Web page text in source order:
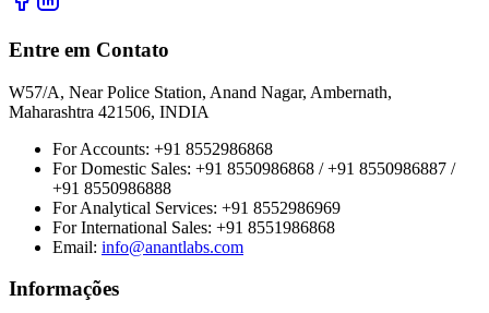
Entre em Contato
W57/A, Near Police Station, Anand Nagar, Ambernath,
Maharashtra 421506, INDIA
For Accounts: +91 8552986868
For Domestic Sales: +91 8550986868 / +91 8550986887 /
+91 8550986888
For Analytical Services: +91 8552986969
For International Sales: +91 8551986868
Email: info@anantlabs.com
Informações